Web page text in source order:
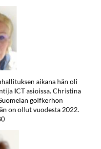
aikana hän oli
ICT asioissa. Christina
golfkerhon
on ollut vuodesta 2022.